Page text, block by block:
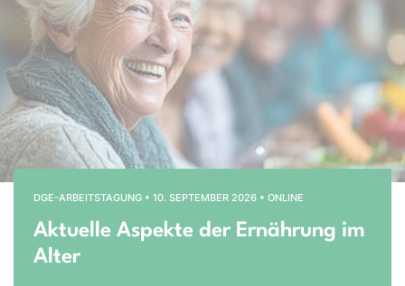
DGE-ARBEITSTAGUNG • 10. SEPTEMBER 2026 • ONLINE
Aktuelle Aspekte der Ernährung im
Alter